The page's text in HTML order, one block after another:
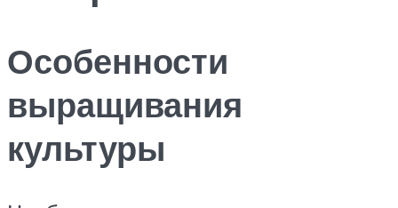
Особенности
выращивания
культуры